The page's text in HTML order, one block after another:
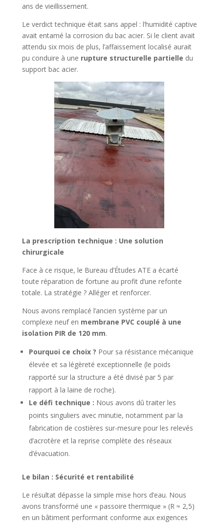
ans de vieillissement.
Le verdict technique était sans appel : l’humidité captive
avait entamé la corrosion du bac acier. Si le client avait
attendu six mois de plus, l’affaissement localisé aurait
pu conduire à une rupture structurelle partielle du
support bac acier.
La prescription technique : Une solution
chirurgicale
Face à ce risque, le Bureau d’Études ATE a écarté
toute réparation de fortune au profit d’une refonte
totale. La stratégie ? Alléger et renforcer.
Nous avons remplacé l’ancien système par un
complexe neuf en membrane PVC couplé à une
isolation PIR de 120 mm.
Pourquoi ce choix ? Pour sa résistance mécanique
élevée et sa légèreté exceptionnelle (le poids
rapporté sur la structure a été divisé par 5 par
rapport à la laine de roche).
Le défi technique : Nous avons dû traiter les
points singuliers avec minutie, notamment par la
fabrication de costières sur-mesure pour les relevés
d’acrotère et la reprise complète des réseaux
d’évacuation.
Le bilan : Sécurité et rentabilité
Le résultat dépasse la simple mise hors d’eau. Nous
avons transformé une « passoire thermique » (R ≈ 2,5)
en un bâtiment performant conforme aux exigences